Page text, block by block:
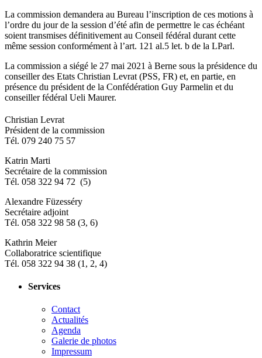
La commission demandera au Bureau l’inscription de ces motions à
l’ordre du jour de la session d’été afin de permettre le cas échéant
soient transmises définitivement au Conseil fédéral durant cette
même session conformément à l’art. 121 al.5 let. b de la LParl.
La commission a siégé le 27 mai 2021 à Berne sous la présidence du
conseiller des Etats Christian Levrat (PSS, FR) et, en partie, en
présence du président de la Confédération Guy Parmelin et du
conseiller fédéral Ueli Maurer.
​Christian Levrat
Président de la commission
Tél. 079 240 75 57
Katrin Marti
Secrétaire de la commission
Tél. 058 322 94 72 (5)
Alexandre Füzesséry
Secrétaire adjoint
Tél. 058 322 98 58 (3, 6)
Kathrin Meier
Collaboratrice scientifique
Tél. 058 322 94 38 (1, 2, 4)
Services
Contact
Actualités
Agenda
Galerie de photos
Impressum